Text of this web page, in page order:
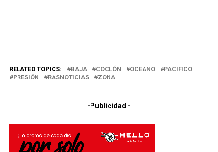
RELATED TOPICS: BAJA COCLÓN OCEANO
PACIFICO
PRESIÓN
RASNOTICIAS ZONA
-Publicidad -